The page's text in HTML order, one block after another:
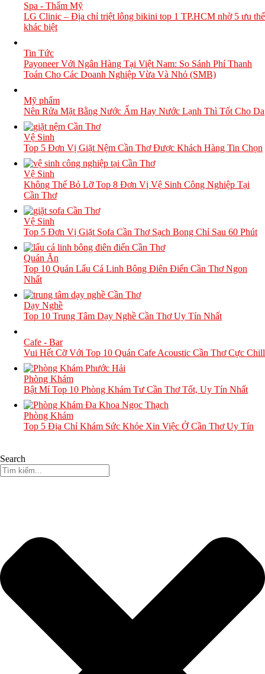
Spa - Thẩm Mỹ
LG Clinic – Địa chỉ triệt lông bikini top 1 TP.HCM nhờ 5 ưu thế
khác biệt
Tin Tức
Payoneer Với Ngân Hàng Tại Việt Nam: So Sánh Phí Thanh
Toán Cho Các Doanh Nghiệp Vừa Và Nhỏ (SMB)
Mỹ phẩm
Nên Rửa Mặt Bằng Nước Ấm Hay Nước Lạnh Thì Tốt Cho Da
Vệ Sinh
Top 5 Đơn Vị Giặt Nệm Cần Thơ Được Khách Hàng Tin Chọn
Vệ Sinh
Không Thể Bỏ Lỡ Top 8 Đơn Vị Vệ Sinh Công Nghiệp Tại
Cần Thơ
Vệ Sinh
Top 5 Đơn Vị Giặt Sofa Cần Thơ Sạch Bong Chỉ Sau 60 Phút
Quán Ăn
Top 10 Quán Lẩu Cá Linh Bông Điên Điển Cần Thơ Ngon
Nhất
Dạy Nghề
Top 10 Trung Tâm Dạy Nghề Cần Thơ Uy Tín Nhất
Cafe - Bar
Vui Hết Cỡ Với Top 10 Quán Cafe Acoustic Cần Thơ Cực Chill
Phòng Khám
Bật Mí Top 10 Phòng Khám Tư Cần Thơ Tốt, Uy Tín Nhất
Phòng Khám
Top 5 Địa Chỉ Khám Sức Khỏe Xin Việc Ở Cần Thơ Uy Tín
Search